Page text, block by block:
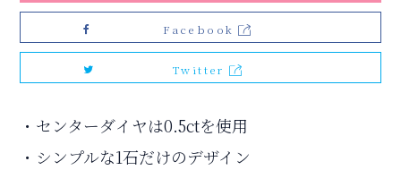
Facebook
Twitter
・センターダイヤは0.5ctを使用
・シンプルな1石だけのデザイン